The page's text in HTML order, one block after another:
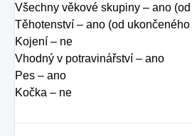
Všechny věkové skupiny – ano
Těhotenství – ano (od
Kojení – ne
Vhodný v potravinářství – ano
Pes – ano
Kočka – ne